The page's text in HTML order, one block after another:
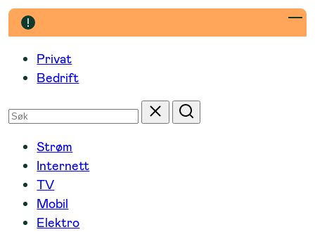
Hopp
til
innholdPrivat
Bedrift
Søk
etter
Tilbakestill
Søk
Strøm
Internett
TV
Mobil
Elektro